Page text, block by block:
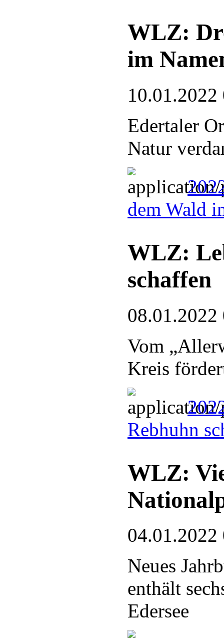
WLZ:
im
10.01.2022
Edertaler
Natur
dem Wald
WLZ:
schaffen
08.01.2022
Vom
Kreis
Rebhuhn
WLZ:
04.01.2022
Neues
enthält
Edersee